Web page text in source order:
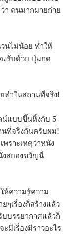
ว่า คนมากมายก่าย
นไม่น้อย ทำให้
งรับด้วย ปุ่มกด
ทำในสถานที่จริง!
น์แบบขึ้นหิ้งกับ 5
นที่จริงกันครับผม!
ราะเหตุว่าหนัง
งสยองขวัญนี่
ห้ความรู้ความ
ๆเรื่องก็สร้างแล้ว
บรรยากาศแล้วก็
มีเรื่องมีราวอะไร